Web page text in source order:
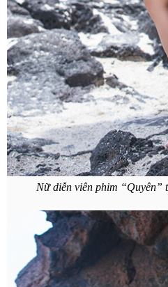
Nữ diễn viên phim “Quyên”